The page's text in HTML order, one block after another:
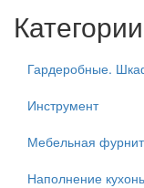
Категории
Гардеробные.
Инструмент
Мебельная
Наполнение кухонь